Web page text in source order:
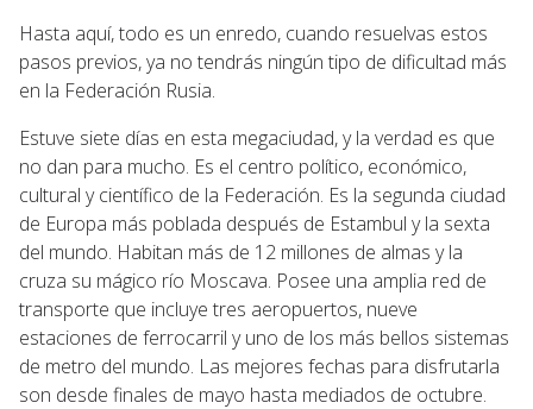
Hasta aquí, todo es un enredo, cuando resuelvas estos
pasos previos, ya no tendrás ningún tipo de dificultad más
en la Federación Rusia.
Estuve siete días en esta megaciudad, y la verdad es que
no dan para mucho. Es el centro político, económico,
cultural y científico de la Federación. Es la segunda ciudad
de Europa más poblada después de Estambul y la sexta
del mundo. Habitan más de 12 millones de almas y la
cruza su mágico río Moscava. Posee una amplia red de
transporte que incluye tres aeropuertos, nueve
estaciones de ferrocarril y uno de los más bellos sistemas
de metro del mundo. Las mejores fechas para disfrutarla
son desde finales de mayo hasta mediados de octubre.